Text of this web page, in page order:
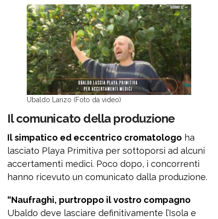
Ubaldo Lanzo (Foto da video)
Il comunicato della produzione
Il simpatico ed eccentrico cromatologo ha
lasciato Playa Primitiva per sottoporsi ad alcuni
accertamenti medici. Poco dopo, i concorrenti
hanno ricevuto un comunicato dalla produzione.
“Naufraghi, purtroppo il vostro compagno
Ubaldo deve lasciare definitivamente l’Isola e